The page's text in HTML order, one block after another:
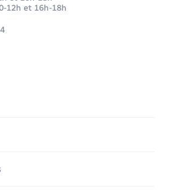
12h et 16h-18h